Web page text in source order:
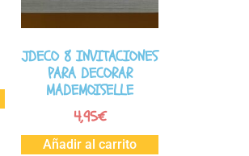
JDECO 8 INVITACIONES
PARA DECORAR
MADEMOISELLE
4,95€
Añadir al carrito